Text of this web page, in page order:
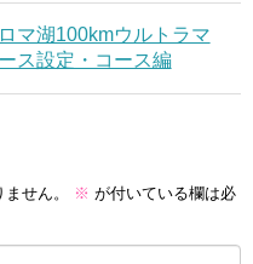
マ湖100kmウルトラマ
ス設定・コース編
せん。 ※ が付いている欄は必